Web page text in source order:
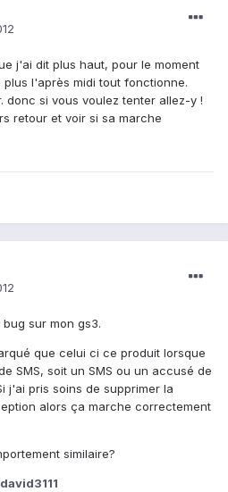
j'ai dit plus haut, pour le moment
l'après midi tout fonctionne.
donc si vous voulez tenter allez-y !
retour et voir si sa marche
sur mon gs3.
que celui ci ce produit lorsque
SMS, soit un SMS ou un accusé de
j'ai pris soins de supprimer la
alors ça marche correctement
similaire?